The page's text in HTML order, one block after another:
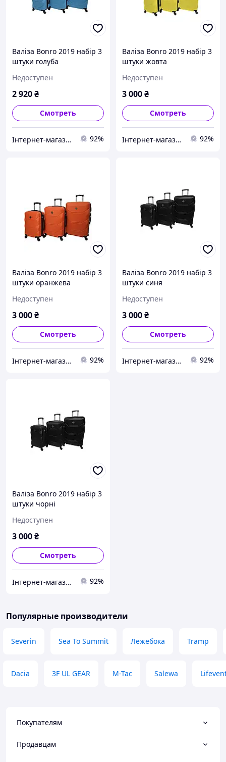
Валіза Bonro 2019 набір 3
штуки голуба
Недоступен
2 920₴
Смотреть
Інтернет-магазин "Для Вас" 92%
Валіза Bonro 2019 набір 3
штуки жовта
Недоступен
3 000₴
Смотреть
Інтернет-магазин "Для Вас" 92%
Валіза Bonro 2019 набір 3
штуки оранжева
Недоступен
3 000₴
Смотреть
Інтернет-магазин "Для Вас" 92%
Валіза Bonro 2019 набір 3
штуки синя
Недоступен
3 000₴
Смотреть
Інтернет-магазин "Для Вас" 92%
Валіза Bonro 2019 набір 3
штуки чорні
Недоступен
3 000₴
Смотреть
Інтернет-магазин "Для Вас" 92%
Популярные производители
Severin Sea To Summit Лежебока Tramp
Dacia 3F UL GEAR M-Tac Salewa
Покупателям
Продавцам